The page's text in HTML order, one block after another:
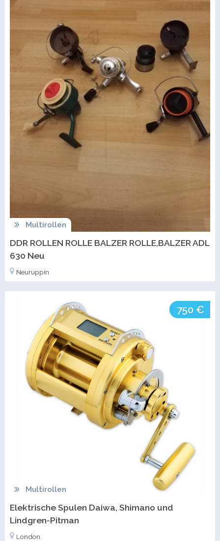
Multirollen
DDR ROLLEN ROLLE BALZER ROLLE,BALZER ADL
630 Neu
Neuruppin
750 €
Multirollen
Elektrische Spulen Daiwa, Shimano und
Lindgren-Pitman
London